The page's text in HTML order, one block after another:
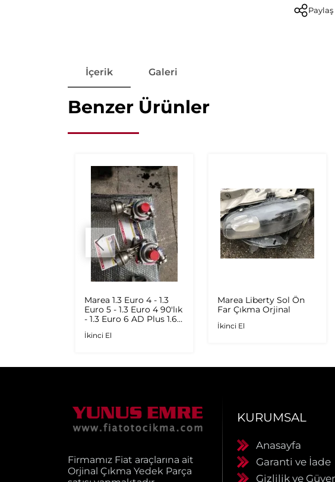
Paylaş
İçerik Galeri
Benzer Ürünler
Marea 1.3 Euro 4 - 1.3
Euro 5 - 1.3 Euro 4 90'lık
- 1.3 Euro 6 AD Plus 1.6
Orijinal Turbo
İkinci El
Marea Liberty Sol Ön
Far Çıkma Orjinal
İkinci El
Firmamız Fiat araçlarına ait
Orjinal Çıkma Yedek Parça
KURUMSAL
Anasayfa
Garanti ve İade
Gizlilik ve